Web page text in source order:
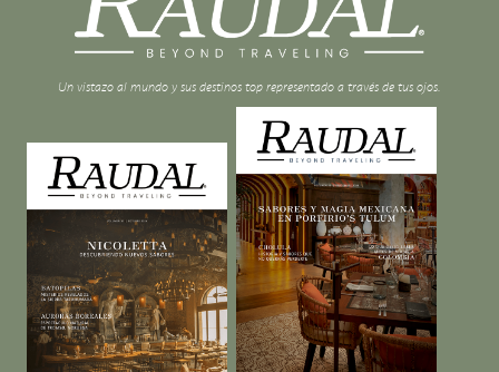
Un vistazo al mundo y sus destinos top representado a través de tus ojos.